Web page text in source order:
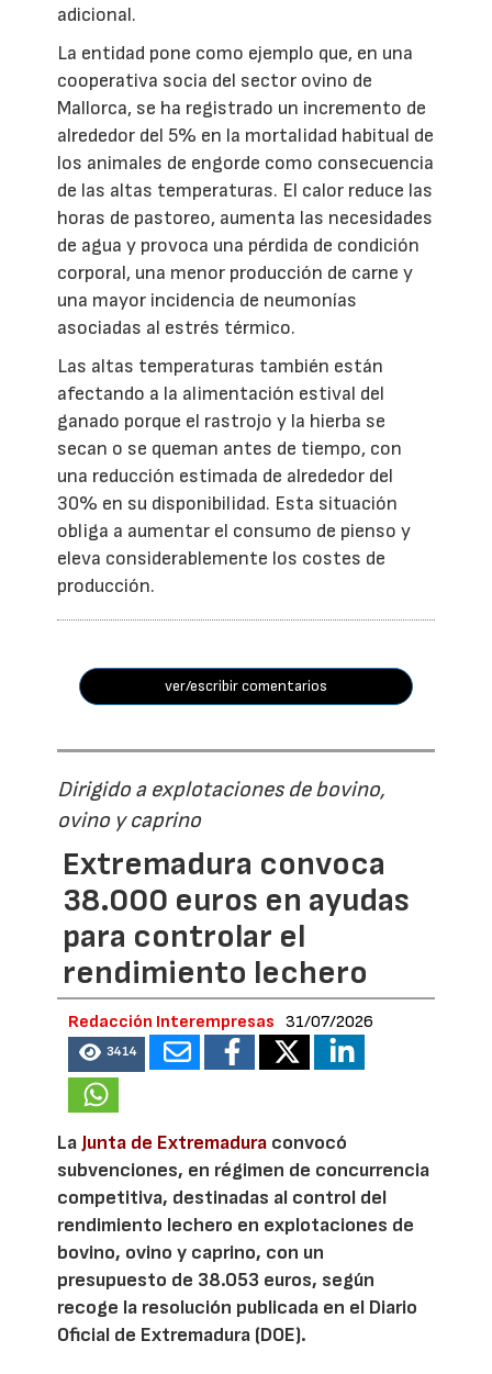
adicional.
La entidad pone como ejemplo que, en una
cooperativa socia del sector ovino de
Mallorca, se ha registrado un incremento de
alrededor del 5% en la mortalidad habitual de
los animales de engorde como consecuencia
de las altas temperaturas. El calor reduce las
horas de pastoreo, aumenta las necesidades
de agua y provoca una pérdida de condición
corporal, una menor producción de carne y
una mayor incidencia de neumonías
asociadas al estrés térmico.
Las altas temperaturas también están
afectando a la alimentación estival del
ganado porque el rastrojo y la hierba se
secan o se queman antes de tiempo, con
una reducción estimada de alrededor del
30% en su disponibilidad. Esta situación
obliga a aumentar el consumo de pienso y
eleva considerablemente los costes de
producción.
ver/escribir comentarios
Dirigido a explotaciones de bovino,
ovino y caprino
Extremadura convoca
38.000 euros en ayudas
para controlar el
rendimiento lechero
Redacción Interempresas 31/07/2026
3414
La Junta de Extremadura convocó
subvenciones, en régimen de concurrencia
competitiva, destinadas al control del
rendimiento lechero en explotaciones de
bovino, ovino y caprino, con un
presupuesto de 38.053 euros, según
recoge la resolución publicada en el Diario
Oficial de Extremadura (DOE).